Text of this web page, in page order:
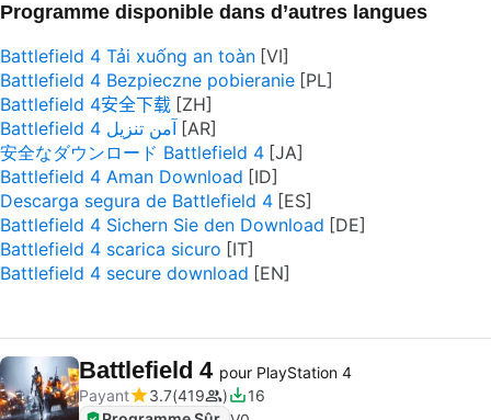
Programme disponible dans d’autres langues
Battlefield 4 Tải xuống an toàn
Battlefield 4 Bezpieczne pobieranie
Battlefield 4安全下载
Battlefield 4 آمن تنزيل
安全なダウンロード Battlefield 4
Battlefield 4 Aman Download
Descarga segura de Battlefield 4
Battlefield 4 Sichern Sie den Download
Battlefield 4 scarica sicuro
Battlefield 4 secure download
Battlefield 4 pour PlayStation 4
Payant
3.7 419
16